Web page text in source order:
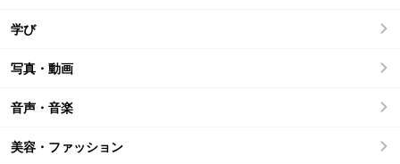
学び
写真・動画
音声・音楽
美容・ファッション